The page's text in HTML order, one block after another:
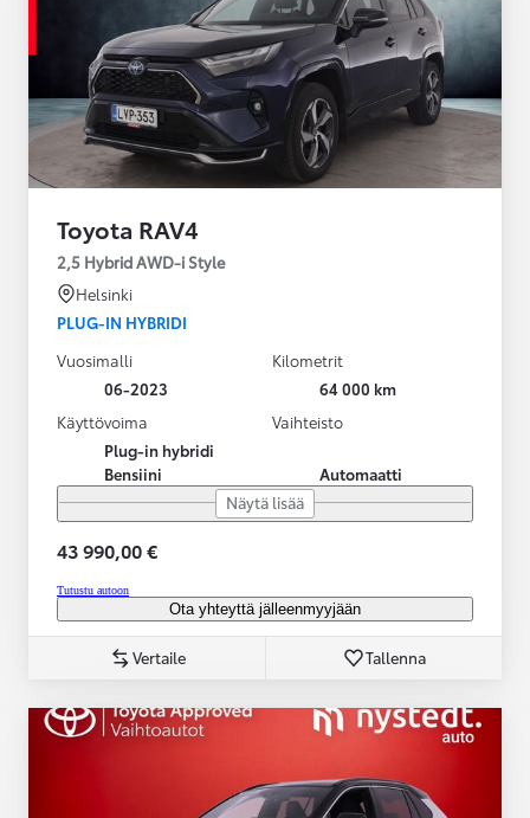
Toyota RAV4
2,5 Hybrid AWD-i Style
Helsinki
PLUG-IN HYBRIDI
Vuosimalli
06-2023
Kilometrit
64 000 km
Käyttövoima
Plug-in hybridi
Bensiini
Vaihteisto
Automaatti
Näytä lisää
43 990,00 €
Tutustu autoon
Ota yhteyttä jälleenmyyjään
Vertaile Tallenna